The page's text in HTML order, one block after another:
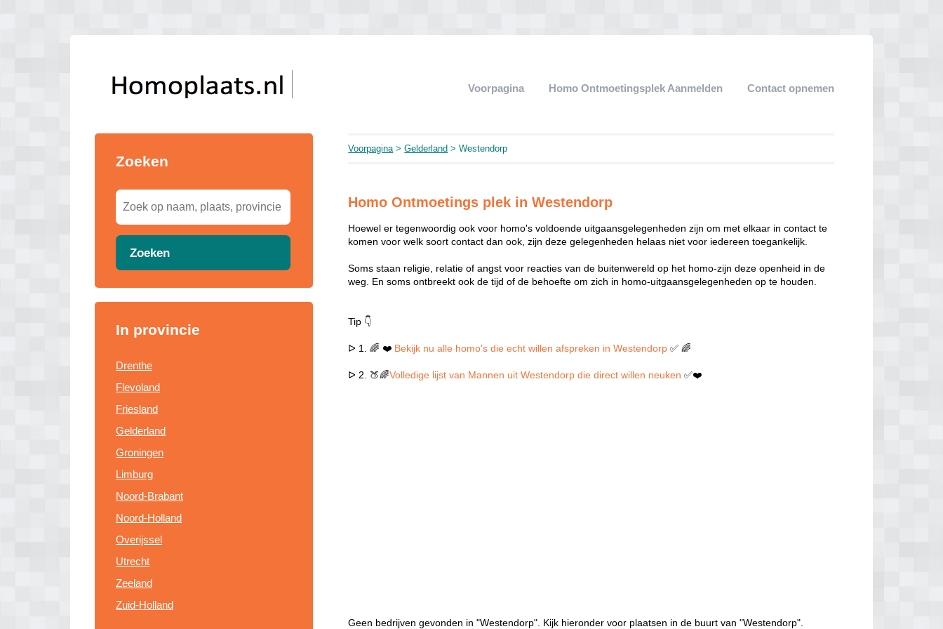
Voorpagina Homo Ontmoetingsplek Aanmelden Contact opnemen
Zoeken
Zoeken
In provincie
Drenthe
Flevoland
Friesland
Gelderland
Groningen
Limburg
Noord-Brabant
Noord-Holland
Overijssel
Utrecht
Zeeland
Zuid-Holland
Voorpagina>Gelderland > Westendorp
Homo Ontmoetings plek in Westendorp
Hoewel er tegenwoordig ook voor homo's voldoende uitgaansgelegenheden zijn om met elkaar in contact te
komen voor welk soort contact dan ook, zijn deze gelegenheden helaas niet voor iedereen toegankelijk.
Soms staan religie, relatie of angst voor reacties van de buitenwereld op het homo-zijn deze openheid in de
weg. En soms ontbreekt ook de tijd of de behoefte om zich in homo-uitgaansgelegenheden op te houden.
Tip 👇
ᐅ 1. 🌈 ❤️ Bekijk nu alle homo's die echt willen afspreken in Westendorp ✅ 🌈
ᐅ 2. 🍑🌈Volledige lijst van Mannen uit Westendorp die direct willen neuken✅❤️
Geen bedrijven gevonden in "Westendorp". Kijk hieronder voor plaatsen in de buurt van "Westendorp".